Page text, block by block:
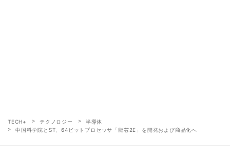
TECH+ テクノロジー
半導体
中国科学院とST、64ビットプロセッサ「龍芯2E」を開発および商品化へ